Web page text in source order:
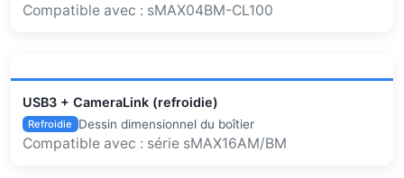
Compatible avec : sMAX04BM-CL100
USB3 + CameraLink (refroidie)
Refroidie Dessin dimensionnel du boîtier
Compatible avec : série sMAX16AM/BM